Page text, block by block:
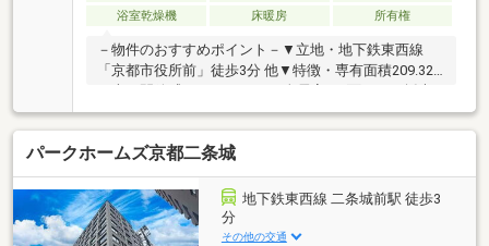
浴室乾燥機
床暖房 所有権
－物件のおすすめポイント－▼立地・地下鉄東西線
「京都市役所前」徒歩3分 他▼特徴・専有面積209.32
を確保・ゆったりとした広さの2WAYキッチン・WIC
等、全居室・廊下等に収納有・多用途に活用可能なサ
ービススペース・浴室にも窓があり、自然換気が可
能・東・西・北の3面にバルコニーを設置・室内丁寧
にお使いです▼設備・床暖房(LD)・食器洗乾燥機・浴
室乾燥機・トイレ・洗面化粧台2箇所・オートロック■
ご希望の住まい探しをお手伝いします
パークホームズ京都二条城
地下鉄東西線 二条城前駅 徒歩3
分
その他の交通